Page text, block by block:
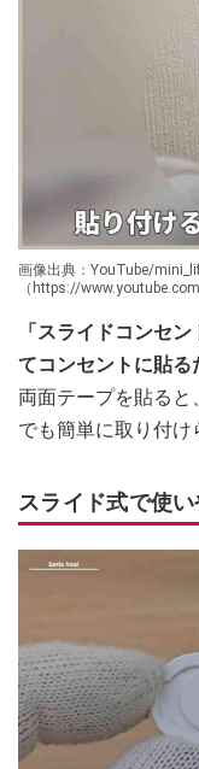
画像出典：YouTube/
（https://
「スライドコンセ
てコンセントに貼る
両面テープを貼る
でも簡単に取り付け
スライド式で使